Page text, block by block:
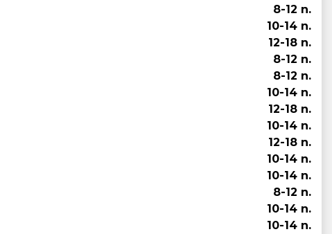
8-12 n.
10-14 n.
12-18 n.
8-12 n.
8-12 n.
10-14 n.
12-18 n.
10-14 n.
12-18 n.
10-14 n.
10-14 n.
8-12 n.
10-14 n.
10-14 n.